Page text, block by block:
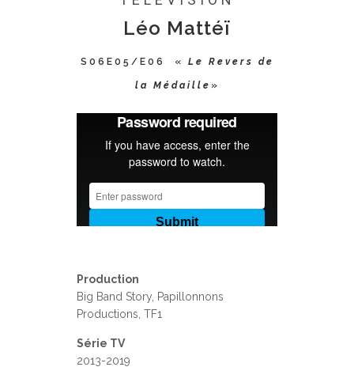
Léo Mattéï
S06E05/E06 « Le Revers de
la Médaille »
Production
Big Band Story, Papillonnons
Productions, TF1
Série TV
2013-2019